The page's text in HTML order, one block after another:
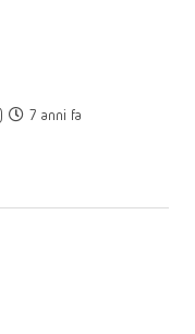
7 anni fa